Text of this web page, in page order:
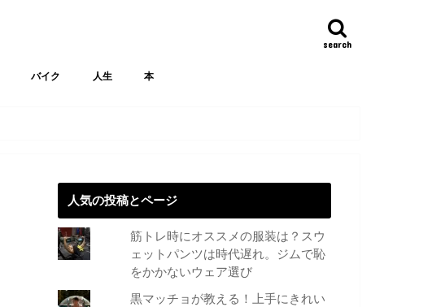
search
バイク 人生 本
人気の投稿とページ
筋トレ時にオススメの服装は？スウ
ェットパンツは時代遅れ。ジムで恥
をかかないウェア選び
黒マッチョが教える！上手にきれい